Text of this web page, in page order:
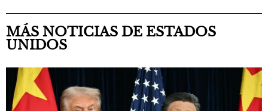
MÁS NOTICIAS DE ESTADOS
UNIDOS